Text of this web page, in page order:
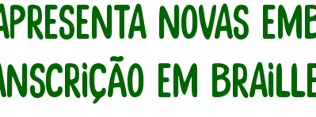
NOVAS
EM